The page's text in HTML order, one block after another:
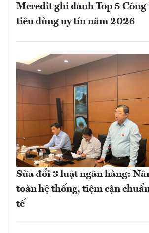
Mcredit ghi danh Top 5
tiêu dùng uy tín năm 2026
Sửa đổi 3 luật ngân hàng:
toàn hệ thống, tiệm cận
tế